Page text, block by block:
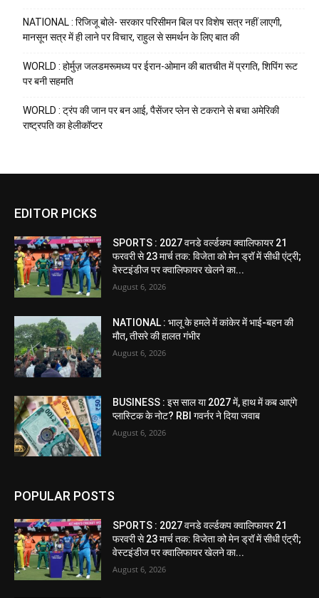
NATIONAL : रिजिजू बोले- सरकार परिसीमन बिल पर विशेष सत्र नहीं लाएगी,
मानसून सत्र में ही लाने पर विचार, राहुल से समर्थन के लिए बात की
WORLD : होर्मुज़ जलडमरूमध्य पर ईरान-ओमान की बातचीत में प्रगति, शिपिंग रूट
पर बनी सहमति
WORLD : ट्रंप की जान पर बन आई, पैसेंजर प्लेन से टकराने से बचा अमेरिकी
राष्ट्रपति का हेलीकॉप्टर
EDITOR PICKS
SPORTS : 2027 वनडे वर्ल्डकप क्वालिफायर 21
फरवरी से 23 मार्च तक: विजेता को मेन ड्रॉ में सीधी एंट्री;
वेस्टइंडीज पर क्वालिफायर खेलने का...
August 6, 2026
NATIONAL : भालू के हमले में कांकेर में भाई-बहन की
मौत, तीसरे की हालत गंभीर
August 6, 2026
BUSINESS : इस साल या 2027 में, हाथ में कब आएंगे
प्लास्टिक के नोट? RBI गवर्नर ने दिया जवाब
August 6, 2026
POPULAR POSTS
SPORTS : 2027 वनडे वर्ल्डकप क्वालिफायर 21
फरवरी से 23 मार्च तक: विजेता को मेन ड्रॉ में सीधी एंट्री;
वेस्टइंडीज पर क्वालिफायर खेलने का...
August 6, 2026